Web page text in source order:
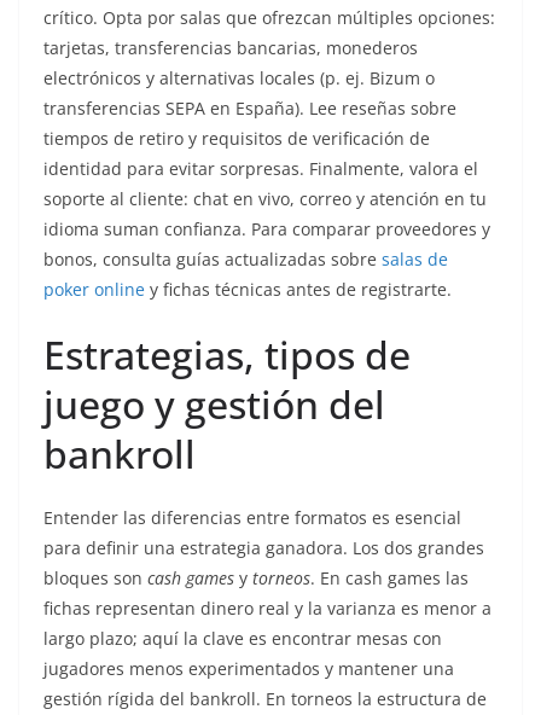
crítico. Opta por salas que ofrezcan múltiples opciones:
tarjetas, transferencias bancarias, monederos
electrónicos y alternativas locales (p. ej. Bizum o
transferencias SEPA en España). Lee reseñas sobre
tiempos de retiro y requisitos de verificación de
identidad para evitar sorpresas. Finalmente, valora el
soporte al cliente: chat en vivo, correo y atención en tu
idioma suman confianza. Para comparar proveedores y
bonos, consulta guías actualizadas sobre salas de
poker online y fichas técnicas antes de registrarte.
Estrategias, tipos de
juego y gestión del
bankroll
Entender las diferencias entre formatos es esencial
para definir una estrategia ganadora. Los dos grandes
bloques son cash games y torneos. En cash games las
fichas representan dinero real y la varianza es menor a
largo plazo; aquí la clave es encontrar mesas con
jugadores menos experimentados y mantener una
gestión rígida del bankroll. En torneos la estructura de